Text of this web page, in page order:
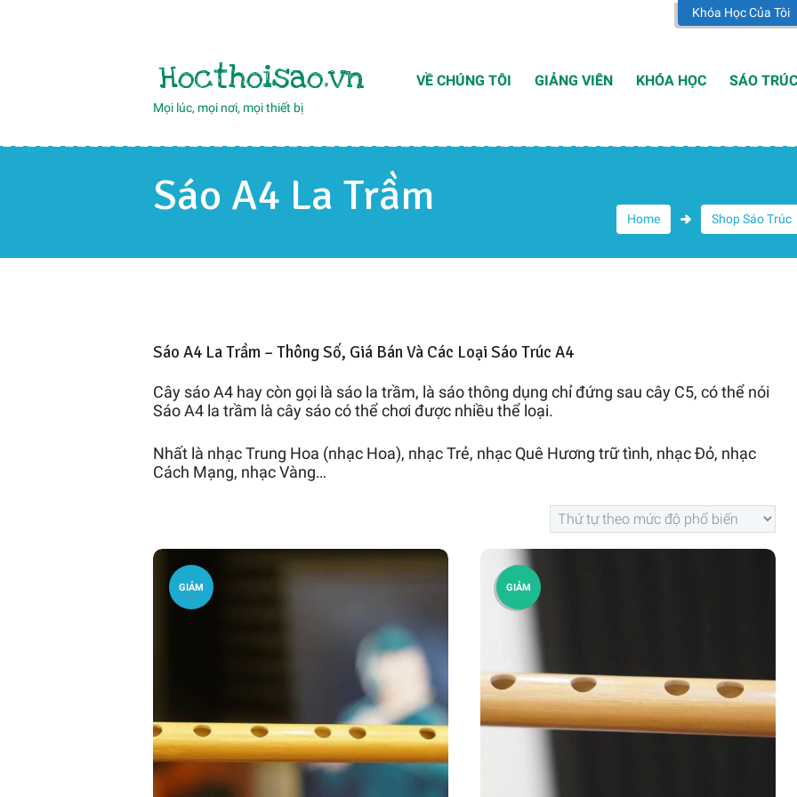
Khóa Học Của Tôi
Hocthoisao.vn
Mọi lúc, mọi nơi, mọi thiết bị
VỀ CHÚNG TÔI GIẢNG VIÊN KHÓA HỌC SÁO TRÚC
Home Shop Sáo Trúc
Sáo A4 La Trầm
Sáo A4 La Trầm – Thông Số, Giá Bán Và Các Loại Sáo Trúc A4
Cây sáo A4 hay còn gọi là sáo la trầm, là sáo thông dụng chỉ đứng sau cây C5, có thể nói
Sáo A4 la trầm là cây sáo có thể chơi được nhiều thể loại.
Nhất là nhạc Trung Hoa (nhạc Hoa), nhạc Trẻ, nhạc Quê Hương trữ tình, nhạc Đỏ, nhạc
Cách Mạng, nhạc Vàng…
GIẢM GIẢM